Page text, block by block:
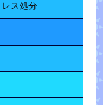
ス処分